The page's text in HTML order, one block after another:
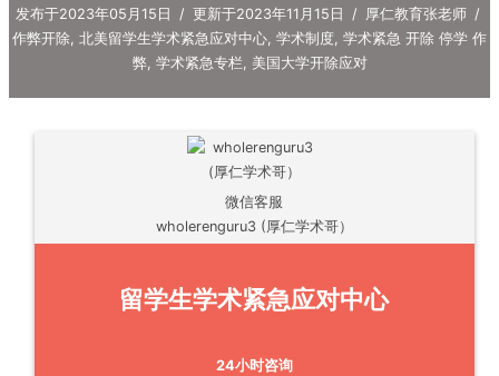
发布于2023年05月15日 / 更新于2023年11月15日 / 厚仁教育张老师 /
作弊开除, 北美留学生学术紧急应对中心, 学术制度, 学术紧急 开除 停学 作
弊, 学术紧急专栏, 美国大学开除应对
微信客服
wholerenguru3 (厚仁学术哥）
留学生学术紧急应对中心
24小时咨询